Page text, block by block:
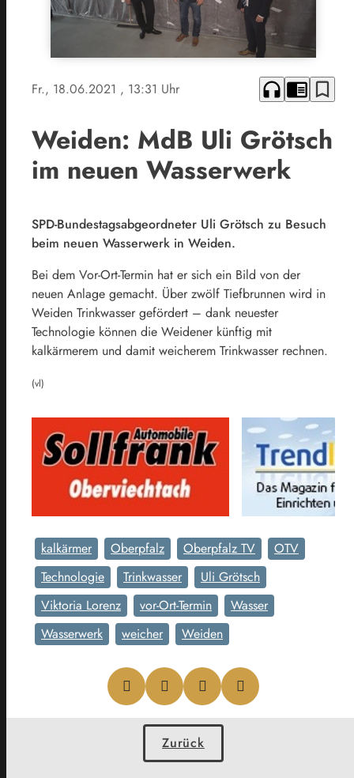
Fr., 18.06.2021 , 13:31 Uhr headphones chrome_reader_mode bookmark_border
Weiden: MdB Uli Grötsch
im neuen Wasserwerk
SPD-Bundestagsabgeordneter Uli Grötsch zu Besuch
beim neuen Wasserwerk in Weiden.
Bei dem Vor-Ort-Termin hat er sich ein Bild von der
neuen Anlage gemacht. Über zwölf Tiefbrunnen wird in
Weiden Trinkwasser gefördert – dank neuester
Technologie können die Weidener künftig mit
kalkärmerem und damit weicherem Trinkwasser rechnen.
(vl)
kalkärmer Oberpfalz Oberpfalz TV
OTV
Technologie
Trinkwasser
Uli Grötsch
Viktoria Lorenz
vor-Ort-Termin
Wasser
Wasserwerk
weicher Weiden
Zurück